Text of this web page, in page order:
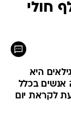
400 אלף חולי
היא
בכלל
לקראת יום